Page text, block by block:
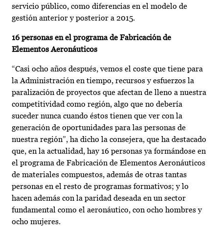
servicio público, como diferencias en el modelo de
gestión anterior y posterior a 2015.
16 personas en el programa de Fabricación de
Elementos Aeronáuticos
“Casi ocho años después, vemos el coste que tiene para
la Administración en tiempo, recursos y esfuerzos la
paralización de proyectos que afectan de lleno a nuestra
competitividad como región, algo que no debería
suceder nunca cuando éstos tienen que ver con la
generación de oportunidades para las personas de
nuestra región”, ha dicho la consejera, que ha destacado
que, en la actualidad, hay 16 personas ya formándose en
el programa de Fabricación de Elementos Aeronáuticos
de materiales compuestos, además de otras tantas
personas en el resto de programas formativos; y lo
hacen además con la paridad deseada en un sector
fundamental como el aeronáutico, con ocho hombres y
ocho mujeres.